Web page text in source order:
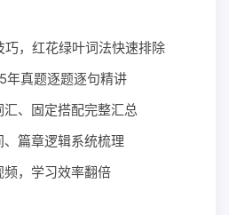
巧，红花绿叶词法快速排除
年真题逐题逐句精讲
汇、固定搭配完整汇总
、篇章逻辑系统梳理
频，学习效率翻倍